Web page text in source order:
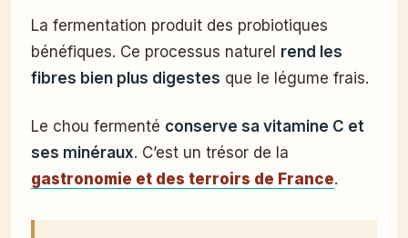
La fermentation produit des probiotiques
bénéfiques. Ce processus naturel rend les
fibres bien plus digestes que le légume frais.
Le chou fermenté conserve sa vitamine C et
ses minéraux. C’est un trésor de la
gastronomie et des terroirs de France.